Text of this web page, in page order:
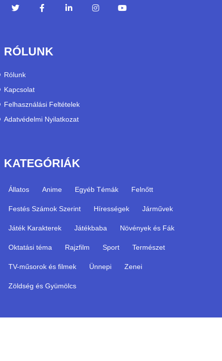
RÓLUNK
Rólunk
Kapcsolat
Felhasználási Feltételek
Adatvédelmi Nyilatkozat
KATEGÓRIÁK
Állatos Anime Egyéb Témák Felnőtt
Festés Számok Szerint Hírességek Járművek
Játék Karakterek Játékbaba Növények és Fák
Oktatási téma Rajzfilm Sport Természet
TV-műsorok és filmek Ünnepi Zenei
Zöldség és Gyümölcs